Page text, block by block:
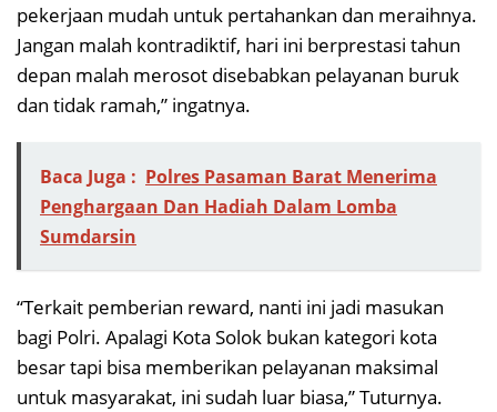
pekerjaan mudah untuk pertahankan dan meraihnya.
Jangan malah kontradiktif, hari ini berprestasi tahun
depan malah merosot disebabkan pelayanan buruk
dan tidak ramah,” ingatnya.
Baca Juga : Polres Pasaman Barat Menerima
Penghargaan Dan Hadiah Dalam Lomba
Sumdarsin
“Terkait pemberian reward, nanti ini jadi masukan
bagi Polri. Apalagi Kota Solok bukan kategori kota
besar tapi bisa memberikan pelayanan maksimal
untuk masyarakat, ini sudah luar biasa,” Tuturnya.